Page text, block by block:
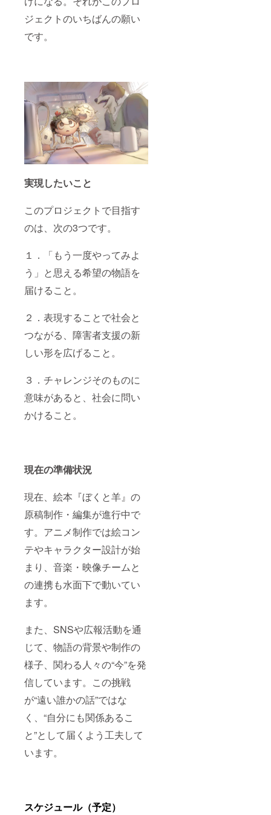
ジェクトのいちばんの願い
です。
実現したいこと
このプロジェクトで目指す
のは、次の3つです。
１．「もう一度やってみよ
う」と思える希望の物語を
届けること。
２．表現することで社会と
つながる、障害者支援の新
しい形を広げること。
３．チャレンジそのものに
意味があると、社会に問い
かけること。
現在の準備状況
現在、絵本『ぼくと羊』の
原稿制作・編集が進行中で
す。アニメ制作では絵コン
テやキャラクター設計が始
まり、音楽・映像チームと
の連携も水面下で動いてい
ます。
また、SNSや広報活動を通
じて、物語の背景や制作の
様子、関わる人々の“今”を発
信しています。この挑戦
が“遠い誰かの話”ではな
く、“自分にも関係あるこ
と”として届くよう工夫して
います。
スケジュール（予定）